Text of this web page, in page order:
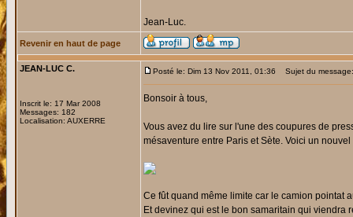
Jean-Luc.
Revenir en haut de page
JEAN-LUC C.
Inscrit le: 17 Mar 2008
Messages: 182
Localisation: AUXERRE
Posté le: Dim 13 Nov 2011, 01:36 Sujet du
Bonsoir à tous,
Vous avez du lire sur l'une des coupures de
mésaventure entre Paris et Sète. Voici un
Ce fût quand même limite car le camion pointat
Et devinez qui est le bon samaritain qui viendra